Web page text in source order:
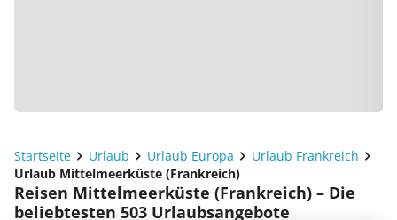
Startseite Urlaub Urlaub Europa
Urlaub Frankreich
Urlaub Mittelmeerküste (Frankreich)
Reisen Mittelmeerküste (Frankreich) – Die
beliebtesten 503 Urlaubsangebote